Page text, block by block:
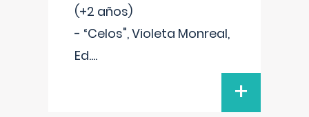
(+2 años)
- “Celos", Violeta Monreal,
Ed....
+